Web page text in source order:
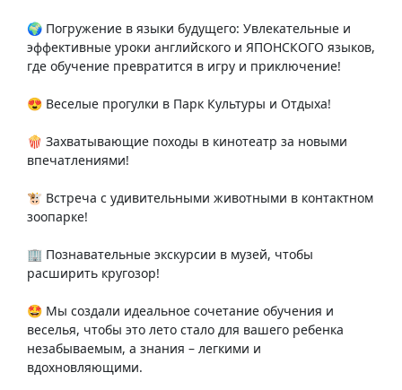
🌍 Погружение в языки будущего: Увлекательные и
эффективные уроки английского и ЯПОНСКОГО языков,
где обучение превратится в игру и приключение!
😍 Веселые прогулки в Парк Культуры и Отдыха!
🍿 Захватывающие походы в кинотеатр за новыми
впечатлениями!
🐮 Встреча с удивительными животными в контактном
зоопарке!
🏢 Познавательные экскурсии в музей, чтобы
расширить кругозор!
🤩 Мы создали идеальное сочетание обучения и
веселья, чтобы это лето стало для вашего ребенка
незабываемым, а знания – легкими и
вдохновляющими.